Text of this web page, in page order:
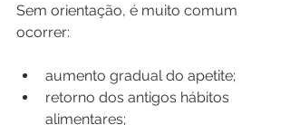
Sem orientação, é muito comum
ocorrer:
aumento gradual do apetite;
retorno dos antigos hábitos
alimentares;